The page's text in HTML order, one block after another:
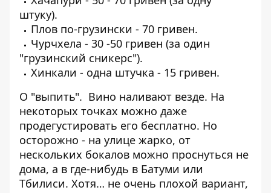
штуку).
Плов по-грузински - 70 гривен.
Чурчхела - 30 -50 гривен (за один
"грузинский сникерс").
Хинкали - одна штучка - 15 гривен.
О "выпить". Вино наливают везде. На
некоторых точках можно даже
продегустировать его бесплатно. Но
осторожно - на улице жарко, от
нескольких бокалов можно проснуться не
дома, а в где-нибудь в Батуми или
Тбилиси. Хотя… не очень плохой вариант,